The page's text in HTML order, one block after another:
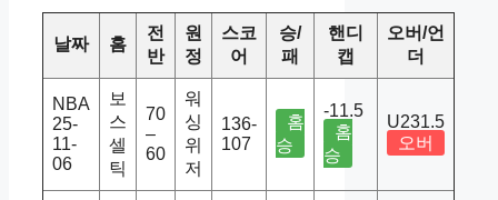
날짜 홈
전
반
원
정
스코
어
승/
패
핸디
캡
오버/언
더
NBA
25-
11-
06
보
스
셀
틱
70
–
60
워
싱
위
저
136-
107
홈
승
-11.5
홈
승
U231.5
오버